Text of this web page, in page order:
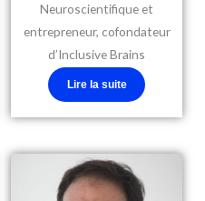
Neuroscientifique et
entrepreneur, cofondateur
d’Inclusive Brains
Lire la suite